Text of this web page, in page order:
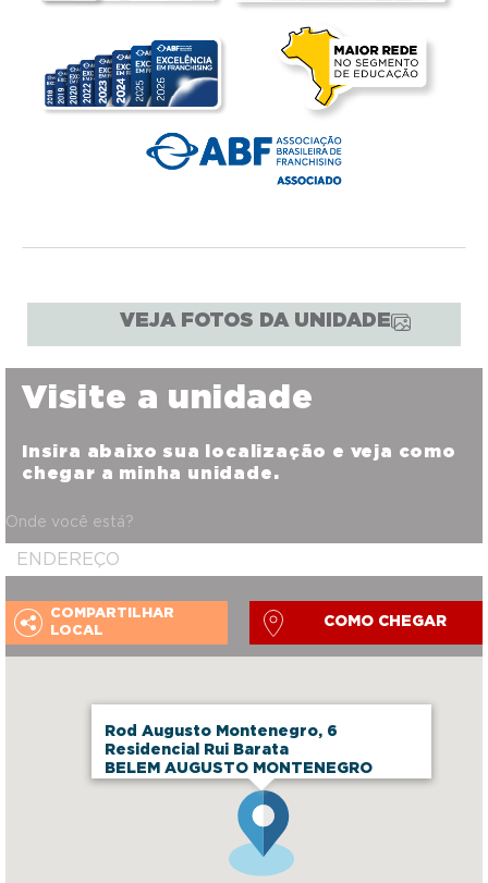
VEJA FOTOS DA UNIDADE
Rod Augusto Montenegro, 6
Residencial Rui Barata
BELEM AUGUSTO MONTENEGRO
Visite a unidade
Insira abaixo sua localização e veja como
chegar a minha unidade.
Onde você está?
COMPARTILHAR
LOCAL
COMO CHEGAR